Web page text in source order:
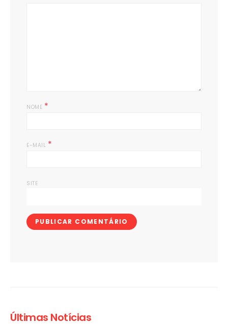
NOME *
E-MAIL *
SITE
Últimas Notícias